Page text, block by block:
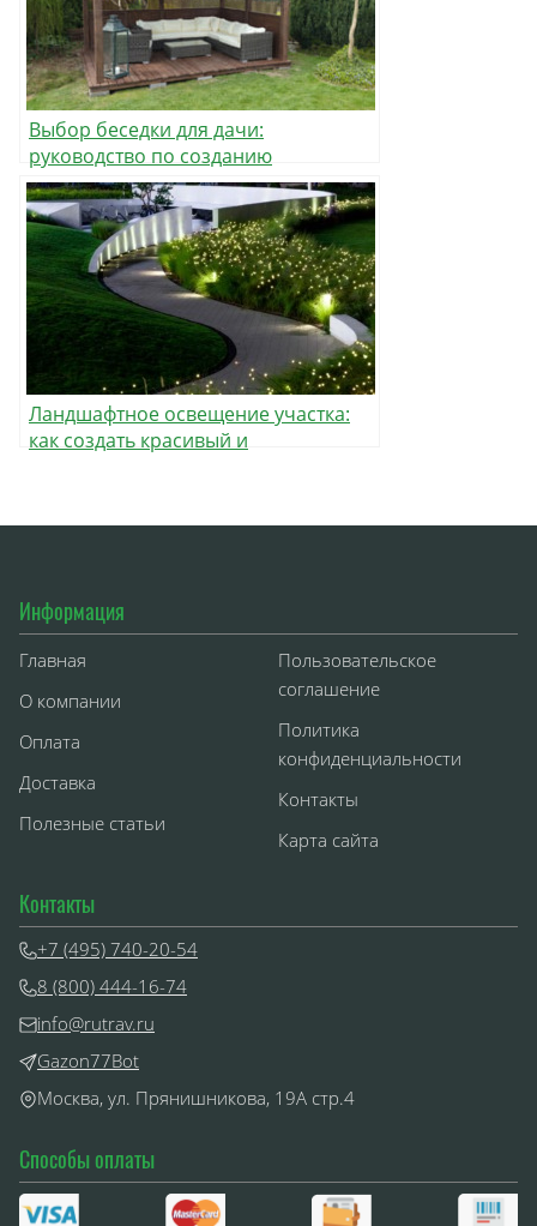
Выбор беседки для дачи:
руководство по созданию
идеального места отдыха
Ландшафтное освещение участка:
как создать красивый и
Информация
Главная
О компании
Оплата
Доставка
Полезные статьи
Пользовательское
соглашение
Политика
конфиденциальности
Контакты
Карта сайта
Способы оплаты
Контакты
+7 (495) 740-20-54
8 (800) 444-16-74
info@rutrav.ru
Gazon77Bot
Москва, ул. Прянишникова, 19А стр.4